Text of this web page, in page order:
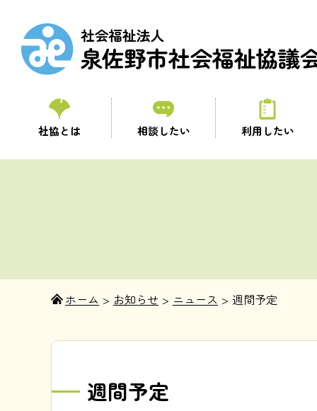
社協とは 相談したい 利用したい
ホーム > お知らせ > ニュース > 週間予定
週間予定